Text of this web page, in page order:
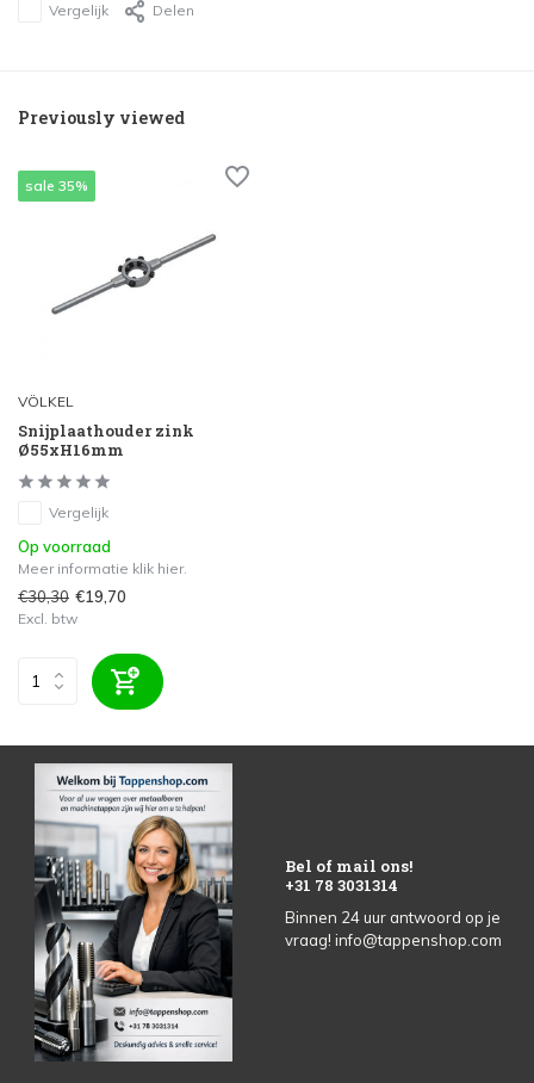
Vergelijk Delen
Previously viewed
sale 35%
VÖLKEL
Snijplaathouder zink
Ø55xH16mm
Vergelijk
Op voorraad
Meer informatie klik hier.
€30,30 €19,70
Excl. btw
Bel of mail ons!
+31 78 3031314
Binnen 24 uur antwoord op je
vraag! info@tappenshop.com